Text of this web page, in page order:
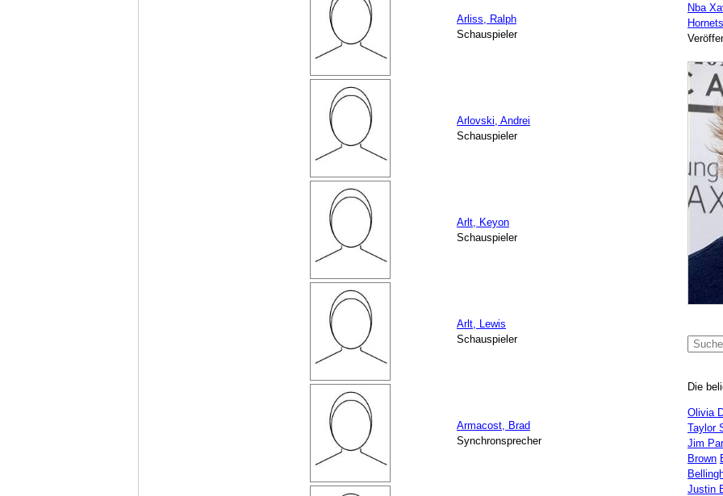
Arliss, Ralph
Schauspieler
Arlovski, Andrei
Schauspieler
Arlt, Keyon
Schauspieler
Arlt, Lewis
Schauspieler
Armacost, Brad
Synchronsprecher
Nba
Die
Olivia
Taylor
Jim
Brown
Justin